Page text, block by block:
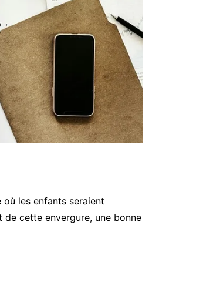
où les enfants seraient
cette envergure, une bonne